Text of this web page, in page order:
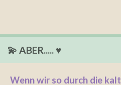
💫 ABER..... ♥️
Wenn wir so durch die